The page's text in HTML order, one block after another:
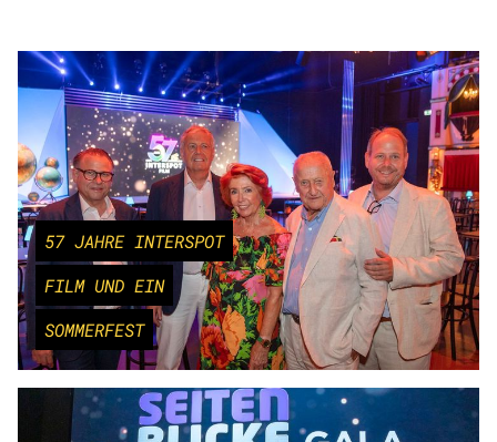
57 JAHRE INTERSPOT
FILM UND EIN
SOMMERFEST